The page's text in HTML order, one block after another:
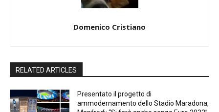
Domenico Cristiano
RELATED ARTICLES
Presentato il progetto di
ammodernamento dello Stadio Maradona,